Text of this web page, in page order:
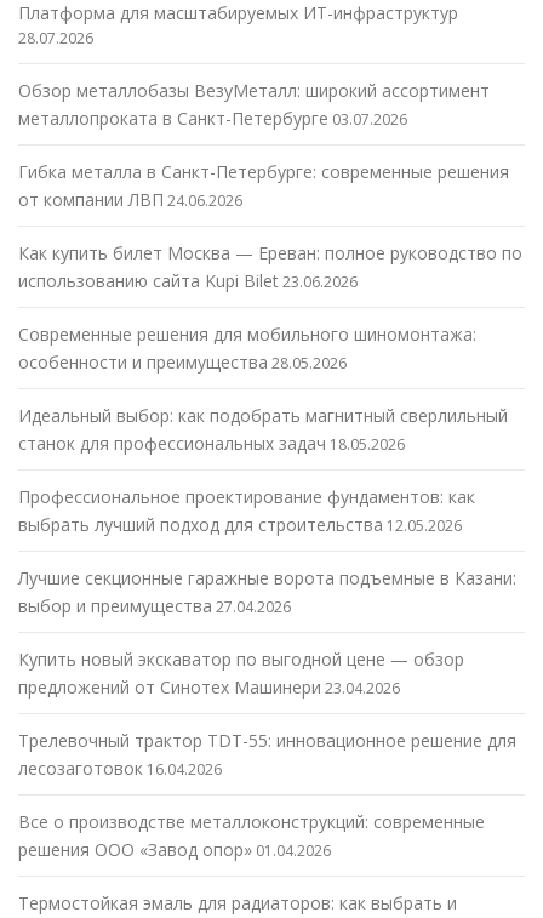
Платформа для масштабируемых ИТ-инфраструктур
28.07.2026
Обзор металлобазы ВезуМеталл: широкий ассортимент
металлопроката в Санкт-Петербурге 03.07.2026
Гибка металла в Санкт-Петербурге: современные решения
от компании ЛВП 24.06.2026
Как купить билет Москва — Ереван: полное руководство по
использованию сайта Kupi Bilet23.06.2026
Современные решения для мобильного шиномонтажа:
особенности и преимущества 28.05.2026
Идеальный выбор: как подобрать магнитный сверлильный
станок для профессиональных задач 18.05.2026
Профессиональное проектирование фундаментов: как
выбрать лучший подход для строительства 12.05.2026
Лучшие секционные гаражные ворота подъемные в Казани:
выбор и преимущества 27.04.2026
Купить новый экскаватор по выгодной цене — обзор
предложений от Синотех Машинери 23.04.2026
Трелевочный трактор TDT-55: инновационное решение для
лесозаготовок 16.04.2026
Все о производстве металлоконструкций: современные
решения ООО «Завод опор» 01.04.2026
Термостойкая эмаль для радиаторов: как выбрать и